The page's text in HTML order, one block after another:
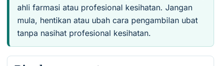
ahli farmasi atau profesional kesihatan. Jangan
mula, hentikan atau ubah cara pengambilan ubat
tanpa nasihat profesional kesihatan.